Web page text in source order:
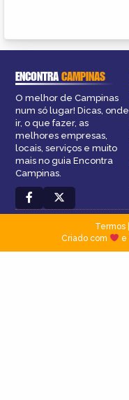
ENCONTRACAMPINAS
O melhor de Campinas
num só lugar! Dicas, onde
ir, o que fazer, as
melhores empresas,
locais, serviços e muito
mais no guia Encontra
Campinas.
Termos|
Criado com
e